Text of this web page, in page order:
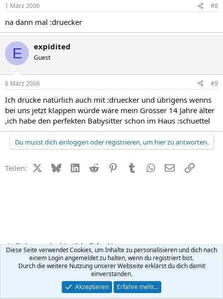
1 März 2006 #8
na dann mal :druecker
E expidited
Guest
6 März 2006 #9
Ich drücke natürlich auch mit :druecker und übrigens wenns
bei uns jetzt klappen würde wäre mein Grosser 14 Jahre älter
,ich habe den perfekten Babysitter schon im Haus :schuettel
Du musst dich einloggen oder registrieren, um hier zu antworten.
Teilen: X (Twitter)
BlueskyLinkedIn
Reddit PinterestTumblr WhatsApp
E-MailLink
Kinderwunsch + künstliche Befruchtung
Kontakt Nutzungsbedingungen Datenschutz Hilfe
R
Community platform by XenForo ® © 2010-2026 XenForo Ltd.
Diese Seite verwendet Cookies, um Inhalte zu personalisieren und dich nach
einem Login angemeldet zu halten, wenn du registriert bist.
Durch die weitere Nutzung unserer Webseite erklärst du dich damit
einverstanden.
Akzeptieren
Erfahre mehr…